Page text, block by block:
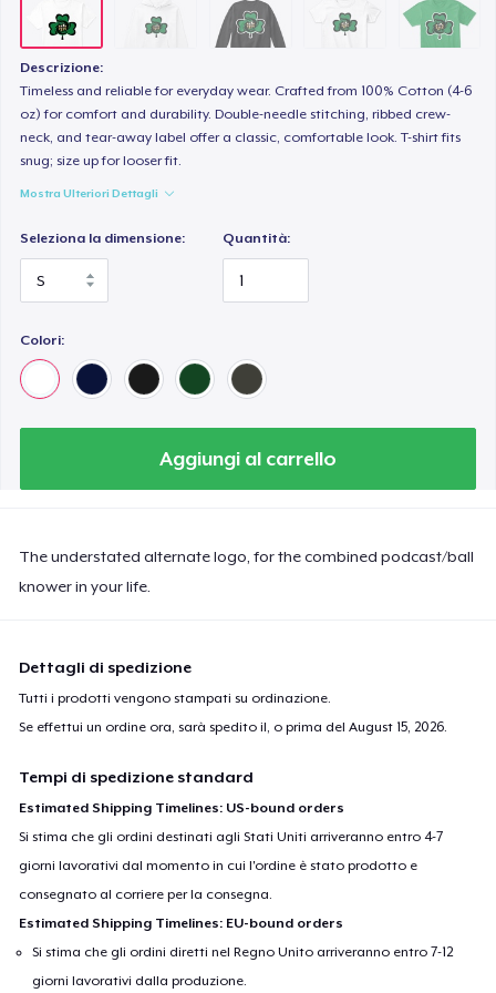
Descrizione:
Timeless and reliable for everyday wear. Crafted from 100% Cotton (4-6
oz) for comfort and durability. Double-needle stitching, ribbed crew-
neck, and tear-away label offer a classic, comfortable look. T-shirt fits
snug; size up for looser fit.
Mostra Ulteriori Dettagli
Seleziona la dimensione: Quantità:
Colori:
Aggiungi al carrello
The understated alternate logo, for the combined podcast/ball
knower in your life.
Dettagli di spedizione
Tutti i prodotti vengono stampati su ordinazione.
Se effettui un ordine ora, sarà spedito il, o prima delAugust 15, 2026.
Tempi di spedizione standard
Estimated Shipping Timelines: US-bound orders
Si stima che gli ordini destinati agli Stati Uniti arriveranno entro 4-7
giorni lavorativi dal momento in cui l'ordine è stato prodotto e
consegnato al corriere per la consegna.
Estimated Shipping Timelines: EU-bound orders
Si stima che gli ordini diretti nel Regno Unito arriveranno entro 7-12
giorni lavorativi dalla produzione.